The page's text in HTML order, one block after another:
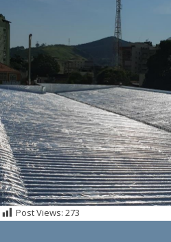
Post Views: 273